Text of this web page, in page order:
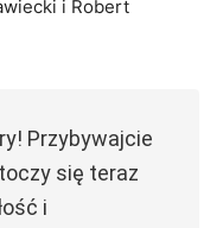
i Robert
Przybywajcie
się teraz
i